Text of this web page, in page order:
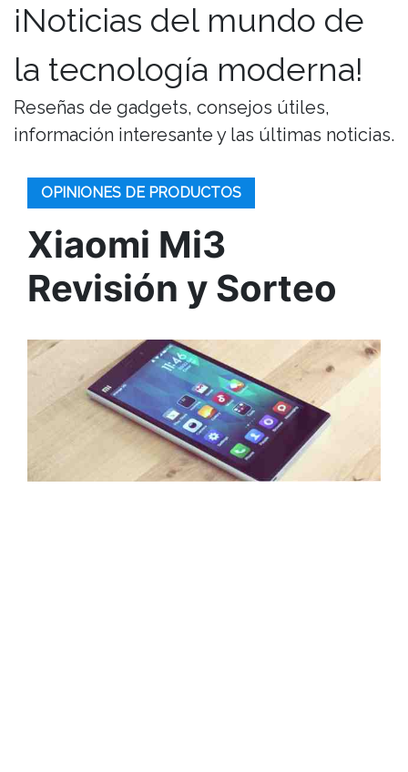
¡Noticias del mundo de
la tecnología moderna!
Reseñas de gadgets, consejos útiles,
información interesante y las últimas noticias.
OPINIONES DE PRODUCTOS
Xiaomi Mi3
Revisión y Sorteo